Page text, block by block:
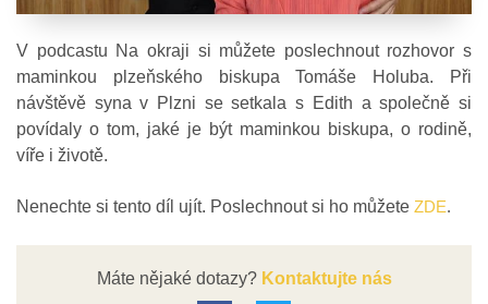
V podcastu Na okraji si můžete poslechnout rozhovor s
maminkou plzeňského biskupa Tomáše Holuba. Při
návštěvě syna v Plzni se setkala s Edith a společně si
povídaly o tom, jaké je být maminkou biskupa, o rodině,
víře i životě.
Nenechte si tento díl ujít. Poslechnout si ho můžete ZDE.
Máte nějaké dotazy?Kontaktujte nás